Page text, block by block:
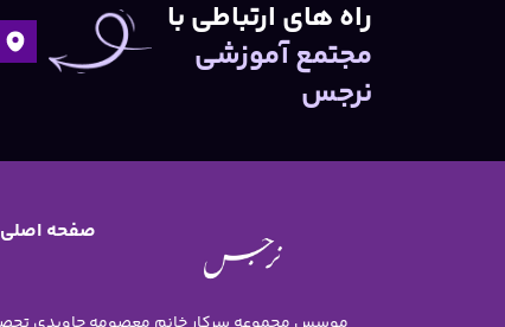
راه های ارتباطی با
مجتمع آموزشی
نرجس
صفحه اصلی